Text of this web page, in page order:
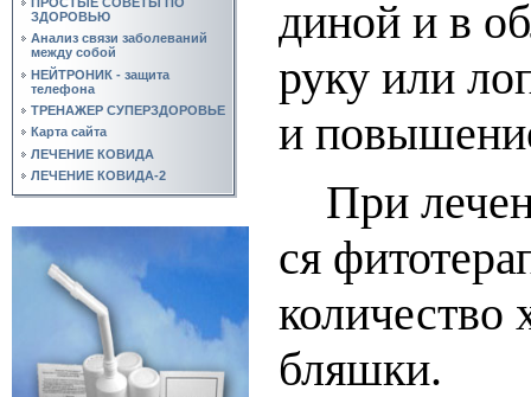
ЗДОРОВЬЮ
Анализ связи заболеваний
между собой
НЕЙТРОНИК - защита
телефона
ТРЕНАЖЕР СУПЕРЗДОРОВЬЕ
Карта сайта
ЛЕЧЕНИЕ КОВИДА
ЛЕЧЕНИЕ КОВИДА-2
ди­ной и в
ру­ку или
и
При
ся
ко­ли­чес­т­во
бляш­ки.